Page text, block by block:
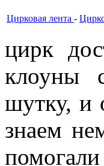
Цирковая лента -
цирк
клоуны
шутку, и
знаем